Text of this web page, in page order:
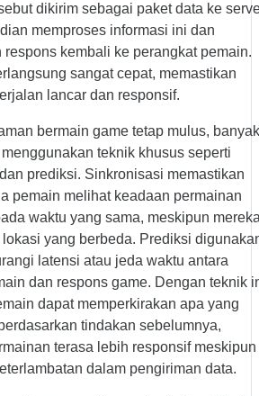
dikirim sebagai paket data ke
memproses informasi ini dan
respons kembali ke perangkat pemain.
sangat cepat, memastikan
lancar dan responsif.
bermain game tetap mulus, banyak
teknik khusus seperti
prediksi. Sinkronisasi memastikan
pemain melihat keadaan permainan
waktu yang sama, meskipun
lokasi yang berbeda. Prediksi
latensi atau jeda waktu antara
dan respons game. Dengan teknik
dapat memperkirakan apa yang
tindakan sebelumnya,
terasa lebih responsif meskipun
dalam pengiriman data.